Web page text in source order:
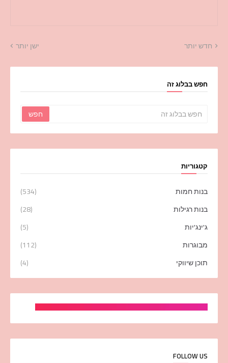
חדש יותר ישן יותר
חפש בבלוג זה
קטגוריות
בנות חמות
(534)
בנות רגילות
(28)
ג'ינג'יות
(5)
מבוגרות
(112)
תוכן שיווקי
(4)
FOLLOW US